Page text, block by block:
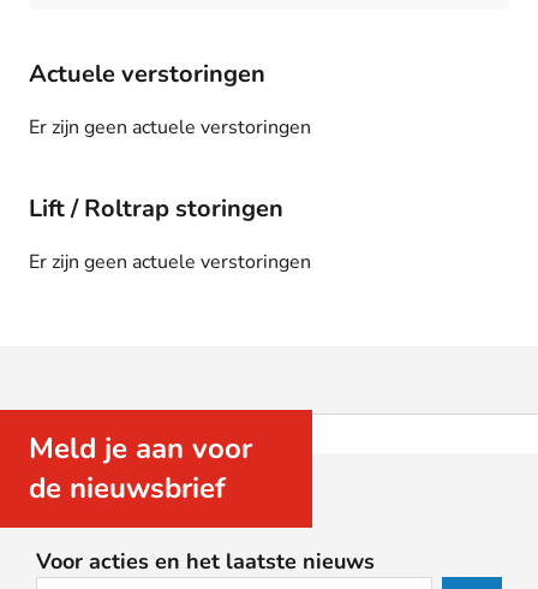
Actuele verstoringen
Er zijn geen actuele verstoringen
Lift / Roltrap storingen
Er zijn geen actuele verstoringen
Meld je aan voor
de nieuwsbrief
Voor acties en het laatste nieuws